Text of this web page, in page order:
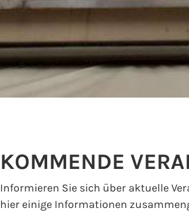
KOMMENDE
Informieren Sie sich über aktuelle
hier einige Informationen